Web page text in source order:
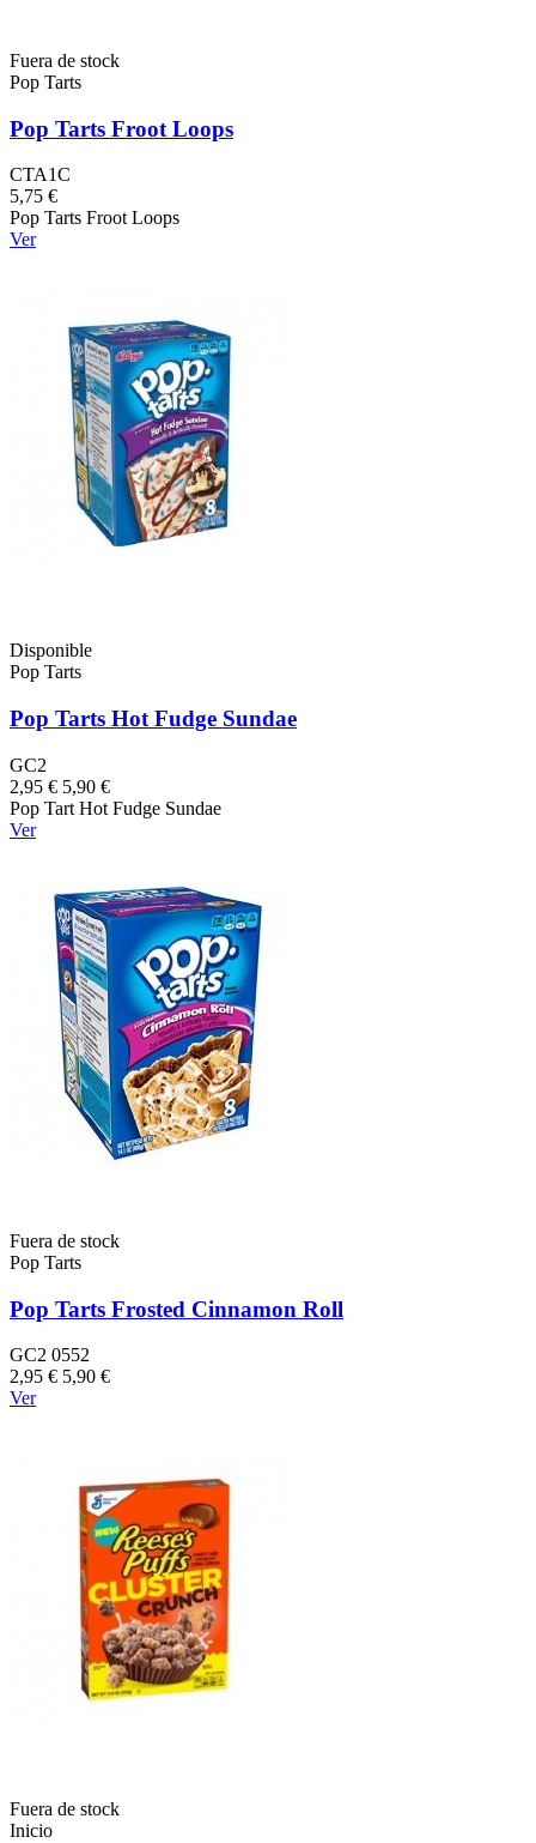
Fuera de stock
Pop Tarts
Pop Tarts Froot Loops
CTA1C
5,75 €
Pop Tarts Froot Loops
Ver
Disponible
Pop Tarts
Pop Tarts Hot Fudge Sundae
GC2
2,95 € 5,90 €
Pop Tart Hot Fudge Sundae
Ver
Fuera de stock
Pop Tarts
Pop Tarts Frosted Cinnamon Roll
GC2 0552
2,95 € 5,90 €
Ver
Fuera de stock
Inicio